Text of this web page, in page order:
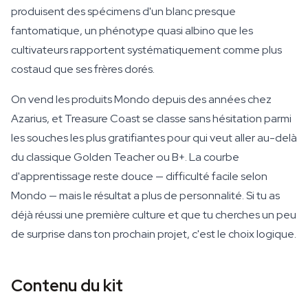
produisent des spécimens d'un blanc presque
fantomatique, un phénotype quasi albino que les
cultivateurs rapportent systématiquement comme plus
costaud que ses frères dorés.
On vend les produits Mondo depuis des années chez
Azarius, et Treasure Coast se classe sans hésitation parmi
les souches les plus gratifiantes pour qui veut aller au-delà
du classique Golden Teacher ou B+. La courbe
d'apprentissage reste douce — difficulté facile selon
Mondo — mais le résultat a plus de personnalité. Si tu as
déjà réussi une première culture et que tu cherches un peu
de surprise dans ton prochain projet, c'est le choix logique.
Contenu du kit